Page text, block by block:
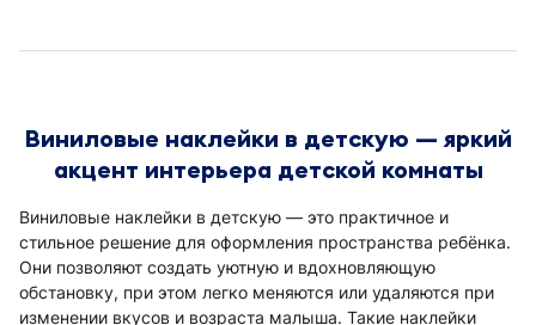
Виниловые наклейки в детскую — яркий
акцент интерьера детской комнаты
Виниловые наклейки в детскую — это практичное и
стильное решение для оформления пространства ребёнка.
Они позволяют создать уютную и вдохновляющую
обстановку, при этом легко меняются или удаляются при
изменении вкусов и возраста малыша. Такие наклейки